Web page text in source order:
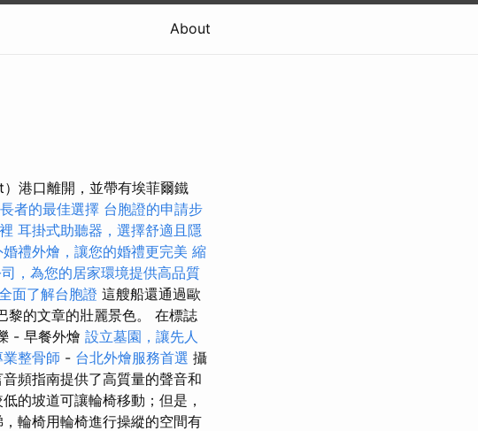
About
港口離開，並帶有埃菲爾鐵
者的最佳選擇 台胞證的申請步
耳掛式助聽器，選擇舒適且隱
婚禮外燴，讓您的婚禮更完美 縮
，為您的居家環境提供高品質
面了解台胞證 這艘船還通過歐
黎的文章的壯麗景色。 在標誌
- 早餐外燴 設立墓園，讓先人
業整骨師 - 台北外燴服務首選 攝
頻指南提供了高質量的聲音和
的坡道可讓輪椅移動；但是，
輪椅用輪椅進行操縱的空間有